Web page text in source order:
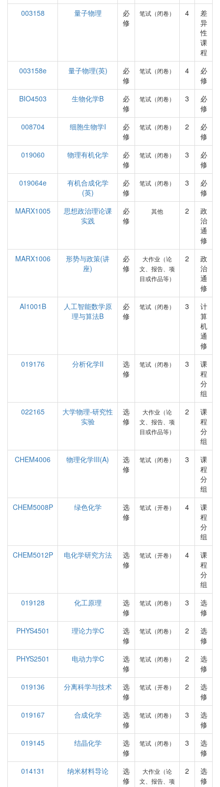
003158
量子物理
必
修
笔试（闭卷） 4
差
异
性
课
程
003158e
量子物理(英)
必
修
笔试（闭卷） 4
必
修
BIO4503
生物化学B
必
修
笔试（闭卷） 3
必
修
008704
细胞生物学I
必
修
笔试（闭卷） 2
必
修
019060
物理有机化学
必
修
笔试（闭卷） 3
必
修
019064e
有机合成化学
(英)
必
修
笔试（闭卷） 3
必
修
MARX1005
思想政治理论课
实践
必
修
其他 2
政
治
通
修
MARX1006
形势与政策(讲
座)
必
修
大作业（论
文、报告、项
目或作品等）
2
政
治
通
修
AI1001B
人工智能数学原
理与算法B
必
修
笔试（闭卷） 3
计
算
机
通
修
019176
分析化学II
选
修
笔试（闭卷） 3
课
程
分
组
022165
大学物理-研究性
实验
选
修
大作业（论
文、报告、项
目或作品等）
2
课
程
分
组
CHEM4006
物理化学III(A)
选
修
笔试（闭卷） 3
课
程
分
组
CHEM5008P
绿色化学
选
修
笔试（开卷） 4
课
程
分
组
CHEM5012P
电化学研究方法
选
修
笔试（开卷） 4
课
程
分
组
019128
化工原理
选
修
笔试（闭卷） 3
选
修
PHYS4501
理论力学C
选
修
笔试（闭卷） 2
选
修
PHYS2501
电动力学C
选
修
笔试（闭卷） 2
选
修
019136
分离科学与技术
选
修
笔试（开卷） 2
选
修
019167
合成化学
选
修
笔试（闭卷） 3
选
修
019145
结晶化学
选
修
笔试（闭卷） 3
选
修
014131
纳米材料导论
选
修
大作业（论
文、报告、项
2
选
修